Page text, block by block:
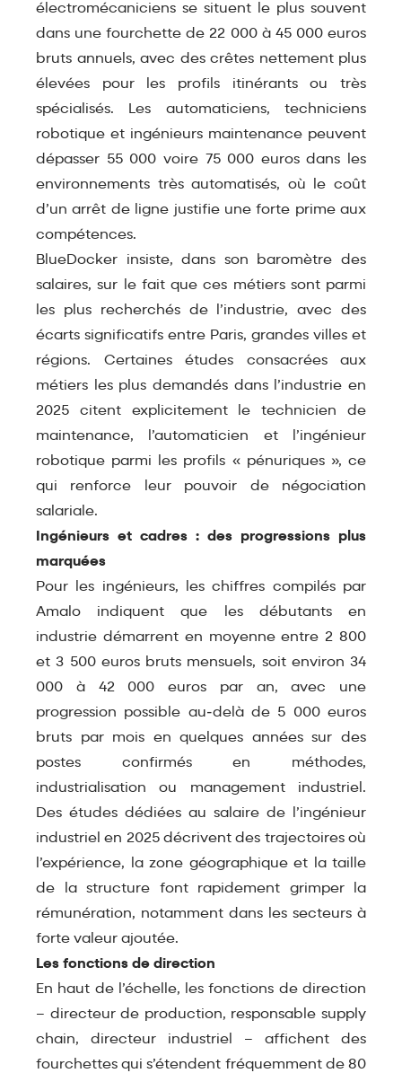
électromécaniciens se situent le plus souvent
dans une fourchette de 22 000 à 45 000 euros
bruts annuels, avec des crêtes nettement plus
élevées pour les profils itinérants ou très
spécialisés. Les automaticiens, techniciens
robotique et ingénieurs maintenance peuvent
dépasser 55 000 voire 75 000 euros dans les
environnements très automatisés, où le coût
d’un arrêt de ligne justifie une forte prime aux
compétences.​
BlueDocker insiste, dans son baromètre des
salaires, sur le fait que ces métiers sont parmi
les plus recherchés de l’industrie, avec des
écarts significatifs entre Paris, grandes villes et
régions. Certaines études consacrées aux
métiers les plus demandés dans l’industrie en
2025 citent explicitement le technicien de
maintenance, l’automaticien et l’ingénieur
robotique parmi les profils « pénuriques », ce
qui renforce leur pouvoir de négociation
salariale.​
Ingénieurs et cadres : des progressions plus
marquées
Pour les ingénieurs, les chiffres compilés par
Amalo indiquent que les débutants en
industrie démarrent en moyenne entre 2 800
et 3 500 euros bruts mensuels, soit environ 34
000 à 42 000 euros par an, avec une
progression possible au‑delà de 5 000 euros
bruts par mois en quelques années sur des
postes confirmés en méthodes,
industrialisation ou management industriel.
Des études dédiées au salaire de l’ingénieur
industriel en 2025 décrivent des trajectoires où
l’expérience, la zone géographique et la taille
de la structure font rapidement grimper la
rémunération, notamment dans les secteurs à
forte valeur ajoutée.​
Les fonctions de direction
En haut de l’échelle, les fonctions de direction
– directeur de production, responsable supply
chain, directeur industriel – affichent des
fourchettes qui s’étendent fréquemment de 80